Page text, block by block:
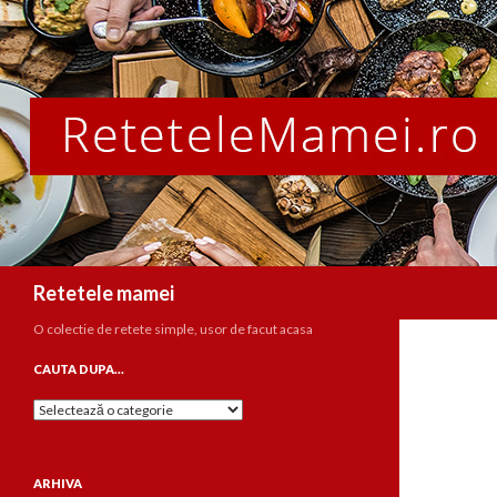
Retetele mamei
O colectie de retete simple, usor de facut acasa
CAUTA DUPA…
Cauta
ARHIVA